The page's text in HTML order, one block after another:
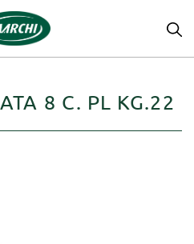
8 C. PL KG.22